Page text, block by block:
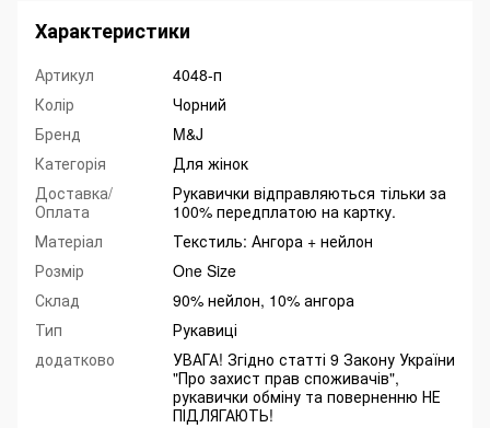
Характеристики
Артикул
4048-п
Колір
Чорний
Бренд
M&J
Категорія
Для жінок
Доставка/
Оплата
Рукавички відправляються тільки за
100% передплатою на картку.
Матеріал
Текстиль: Ангора + нейлон
Розмір
One Size
Склад
90% нейлон, 10% ангора
Тип
Рукавиці
додатково
УВАГА! Згідно статті 9 Закону України
"Про захист прав споживачів",
рукавички обміну та поверненню НЕ
ПІДЛЯГАЮТЬ!